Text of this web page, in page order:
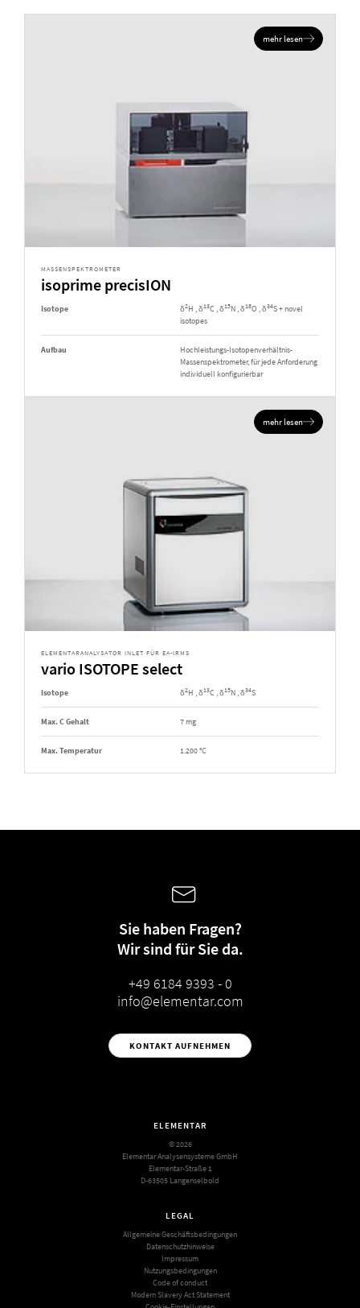
mehr lesen
MASSENSPEKTROMETER
isoprime precisION
Isotope δ2H , δ13C , δ15N , δ18O , δ34S + novel
isotopes
Aufbau
Hochleistungs-Isotopenverhältnis-
Massenspektrometer, für jede Anforderung
individuell konfigurierbar
mehr lesen
ELEMENTARANALYSATOR INLET FÜR EA-IRMS
vario ISOTOPE select
Isotope δ2H , δ 13C , δ 15N , δ34S
Max. C Gehalt 7 mg
Max. Temperatur 1.200 °C
Sie haben Fragen?
Wir sind für Sie da.
+49 6184 9393 - 0
info@elementar.com
KONTAKT AUFNEHMEN
ELEMENTAR
© 2026
Elementar Analysensysteme GmbH
Elementar-Straße 1
D-63505 Langenselbold
LEGAL
Allgemeine Geschäftsbedingungen
Datenschutzhinweise
Impressum
Nutzungsbedingungen
Code of conduct
Modern Slavery Act Statement